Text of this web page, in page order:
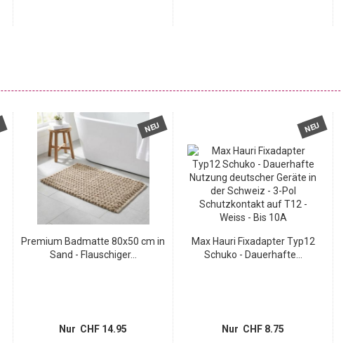
NEU
Premium Badmatte 80x50 cm in
Sand - Flauschiger...
Nur CHF 14.95
NEU
Max Hauri Fixadapter Typ12
Schuko - Dauerhafte...
Nur CHF 8.75